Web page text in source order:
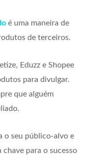
é uma maneira de
de terceiros.
Eduzz e Shopee
para divulgar.
que alguém
o seu público-alvo e
chave para o sucesso